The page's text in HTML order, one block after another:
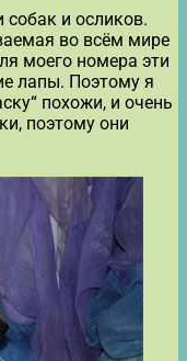
собак и осликов.
во всём мире
моего номера эти
лапы. Поэтому я
похожи, и очень
поэтому они